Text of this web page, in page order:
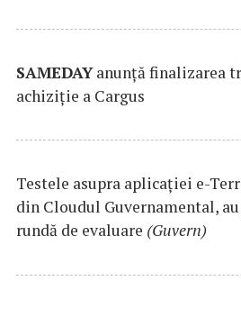
SAMEDAYanunță finalizarea
achiziție a Cargus
Testele asupra aplicaţiei e-
din Cloudul Guvernamental,
rundă de evaluare (Guvern)